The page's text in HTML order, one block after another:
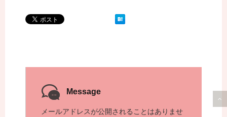
Message
メールアドレスが公開されることはありませ